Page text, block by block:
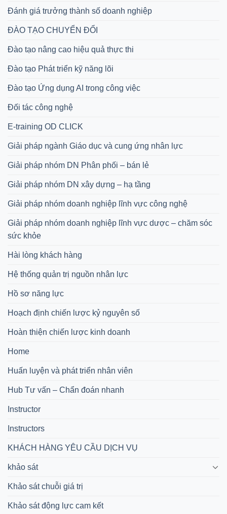
Đánh giá trưởng thành số doanh nghiệp
ĐÀO TẠO CHUYỂN ĐỔI
Đào tạo nâng cao hiệu quả thực thi
Đào tạo Phát triển kỹ năng lõi
Đào tạo Ứng dụng AI trong công việc
Đối tác công nghệ
E-training OD CLICK
Giải pháp ngành Giáo dục và cung ứng nhân lực
Giải pháp nhóm DN Phân phối – bán lẻ
Giải pháp nhóm DN xây dựng – hạ tầng
Giải pháp nhóm doanh nghiệp lĩnh vực công nghệ
Giải pháp nhóm doanh nghiệp lĩnh vực dược – chăm sóc
sức khỏe
Hài lòng khách hàng
Hệ thống quản trị nguồn nhân lực
Hồ sơ năng lực
Hoạch định chiến lược kỷ nguyên số
Hoàn thiện chiến lược kinh doanh
Home
Huấn luyện và phát triển nhân viên
Hub Tư vấn – Chẩn đoán nhanh
Instructor
Instructors
KHÁCH HÀNG YÊU CẦU DỊCH VỤ
khảo sát
Khảo sát chuỗi giá trị
Khảo sát động lực cam kết